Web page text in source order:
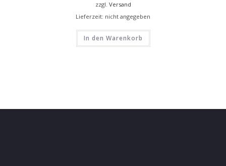
zzgl. Versand
Lieferzeit: nicht angegeben
In den Warenkorb